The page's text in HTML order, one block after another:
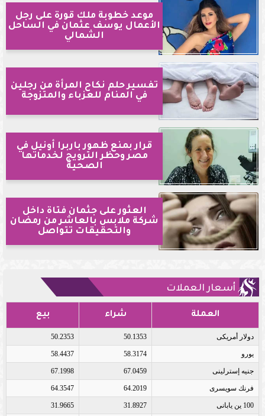
موعد خطوبة ملك قورة على رجل
الأعمال يوسف عثمان في الساحل
الشمالي
تفسير حلم نكاح المرأة من رجلين
في المنام للعزباء والمتزوجة
قرار بمنع ظهور باربرا أونيل في
مصر وحظر الترويج لخدماتها
الصحية
العثور على جثمان فتاة داخل
شركة ملابس بالعاشر من رمضان
والتحقيقات تتواصل
أسعار العملات
العملة شراء بيع
دولار أمريكى 50.1353
50.2353
يورو 58.3174
58.4437
جنيه إسترلينى 67.0459
67.1998
فرنك سويسرى 64.2019
64.3547
100 ين يابانى 31.8927
31.9665